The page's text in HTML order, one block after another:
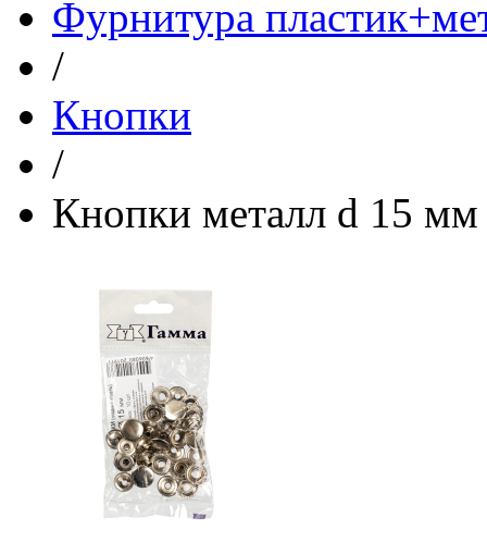
Фурнитура
/
Кнопки
/
Кнопки металл d 15